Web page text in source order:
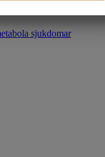
sjukdomar